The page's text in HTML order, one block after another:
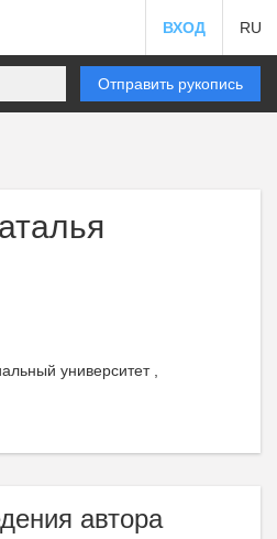
ВХОД RU
Отправить рукопись
университет ,
автора